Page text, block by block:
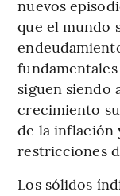
nuevos
que el mundo
siguen siendo
crecimiento
de la inflación
restricciones
Los sólidos